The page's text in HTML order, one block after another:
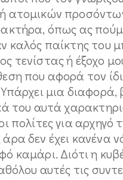
ατομικών
όπως ας
καλός παίκτης του
τενίστας ή έξοχο
που αφορά τον
μια διαφορά,
του αυτά
πολίτες για αρχηγό
δεν έχει κανένα
καμάρι. Διότι η
αυτές τις